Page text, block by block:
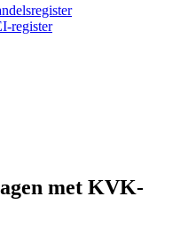
register
met KVK-